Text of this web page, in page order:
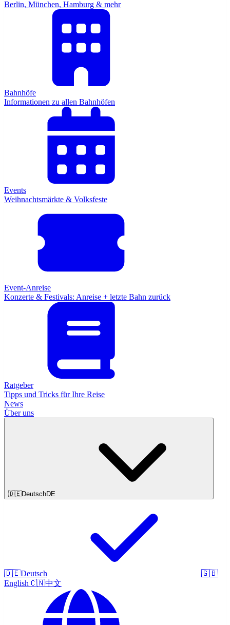
Berlin, München, Hamburg & mehr
Bahnhöfe
Informationen zu allen Bahnhöfen
Events
Weihnachtsmärkte & Volksfeste
Event-Anreise
Konzerte & Festivals: Anreise + letzte Bahn zurück
Ratgeber
Tipps und Tricks für Ihre Reise
News
Über uns
🇩🇪DeutschDE
🇩🇪Deutsch
🇬🇧
English🇨🇳中文